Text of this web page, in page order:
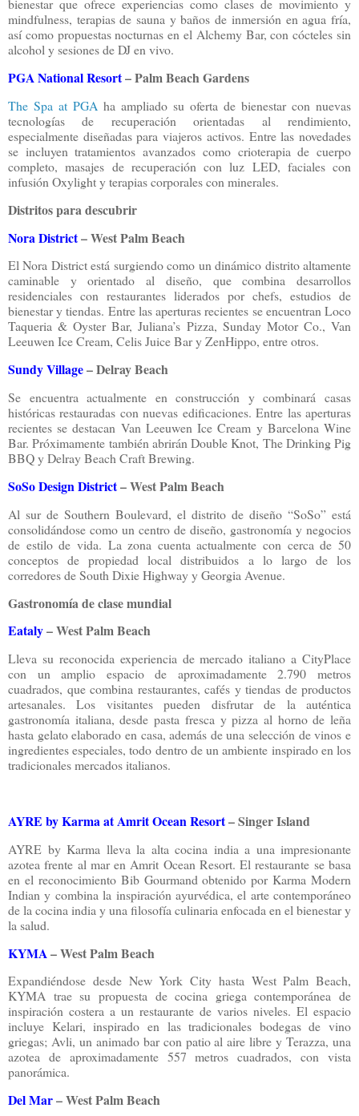
bienestar que ofrece experiencias como clases de movimiento y
mindfulness, terapias de sauna y baños de inmersión en agua fría,
así como propuestas nocturnas en el Alchemy Bar, con cócteles sin
alcohol y sesiones de DJ en vivo.
PGA National Resort– Palm Beach Gardens
The Spa at PGA ha ampliado su oferta de bienestar con nuevas
tecnologías de recuperación orientadas al rendimiento,
especialmente diseñadas para viajeros activos. Entre las novedades
se incluyen tratamientos avanzados como crioterapia de cuerpo
completo, masajes de recuperación con luz LED, faciales con
infusión Oxylight y terapias corporales con minerales.
Distritos para descubrir
Nora District– West Palm Beach
El Nora District está surgiendo como un dinámico distrito altamente
caminable y orientado al diseño, que combina desarrollos
residenciales con restaurantes liderados por chefs, estudios de
bienestar y tiendas. Entre las aperturas recientes se encuentran Loco
Taqueria & Oyster Bar, Juliana’s Pizza, Sunday Motor Co., Van
Leeuwen Ice Cream, Celis Juice Bar y ZenHippo, entre otros.
Sundy Village– Delray Beach
Se encuentra actualmente en construcción y combinará casas
históricas restauradas con nuevas edificaciones. Entre las aperturas
recientes se destacan Van Leeuwen Ice Cream y Barcelona Wine
Bar.Próximamente también abrirán Double Knot, The Drinking Pig
BBQ y Delray Beach Craft Brewing.
SoSo Design District– West Palm Beach
Al sur de Southern Boulevard, el distrito de diseño “SoSo” está
consolidándose como un centro de diseño, gastronomía y negocios
de estilo de vida. La zona cuenta actualmente con cerca de 50
conceptos de propiedad local distribuidos a lo largo de los
corredores de South Dixie Highway y Georgia Avenue.
Gastronomía de clase mundial
Eataly– West Palm Beach
Lleva su reconocida experiencia de mercado italiano a CityPlace
con un amplio espacio de aproximadamente 2.790 metros
cuadrados, que combina restaurantes, cafés y tiendas de productos
artesanales. Los visitantes pueden disfrutar de la auténtica
gastronomía italiana, desde pasta fresca y pizza al horno de leña
hasta gelato elaborado en casa, además de una selección de vinos e
ingredientes especiales, todo dentro de un ambiente inspirado en los
tradicionales mercados italianos.
AYRE by Karma at Amrit Ocean Resort– Singer Island
AYRE by Karma lleva la alta cocina india a una impresionante
azotea frente al mar en Amrit Ocean Resort. El restaurante se basa
en el reconocimiento Bib Gourmand obtenido por Karma Modern
Indian y combina la inspiración ayurvédica, el arte contemporáneo
de la cocina india y una filosofía culinaria enfocada en el bienestar y
la salud.
KYMA – West Palm Beach
Expandiéndose desde New York City hasta West Palm Beach,
KYMA trae su propuesta de cocina griega contemporánea de
inspiración costera a un restaurante de varios niveles. El espacio
incluye Kelari, inspirado en las tradicionales bodegas de vino
griegas; Avli, un animado bar con patio al aire libre y Terazza, una
azotea de aproximadamente 557 metros cuadrados, con vista
panorámica.
Del Mar– West Palm Beach